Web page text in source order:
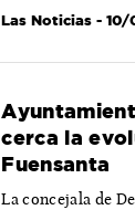
Las Noticias - 10/
cerca la
Fuensanta
La concejala de